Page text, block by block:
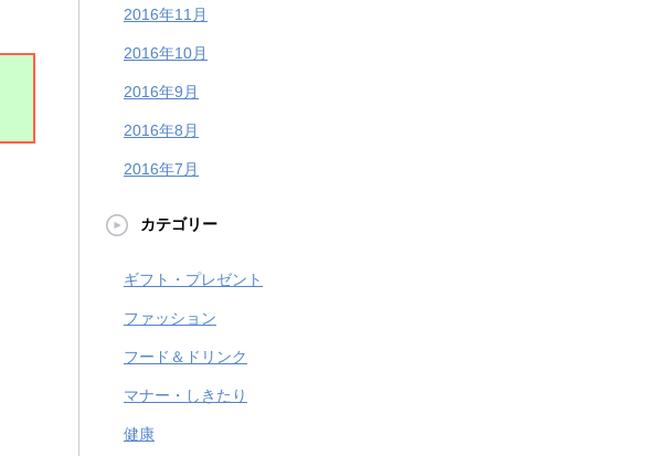
2016年11月
2016年10月
2016年9月
2016年8月
2016年7月
カテゴリー
ギフト・プレゼント
ファッション
フード＆ドリンク
マナー・しきたり
健康